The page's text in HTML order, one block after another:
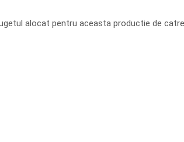
alocat pentru aceasta productie de catre